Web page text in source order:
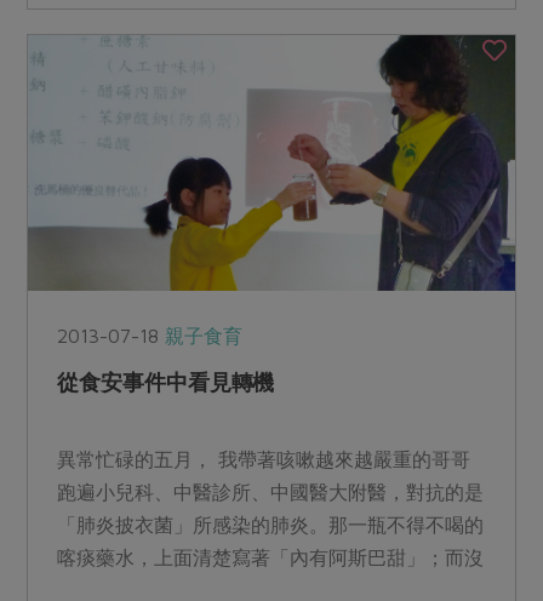
2013-07-18 親子食育
從食安事件中看見轉機
異常忙碌的五月， 我帶著咳嗽越來越嚴重的哥哥
跑遍小兒科、中醫診所、中國醫大附醫，對抗的是
「肺炎披衣菌」所感染的肺炎。那一瓶不得不喝的
喀痰藥水，上面清楚寫著「內有阿斯巴甜」；而沒